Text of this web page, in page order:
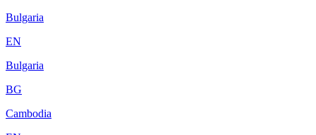
Bulgaria
EN
Bulgaria
BG
Cambodia